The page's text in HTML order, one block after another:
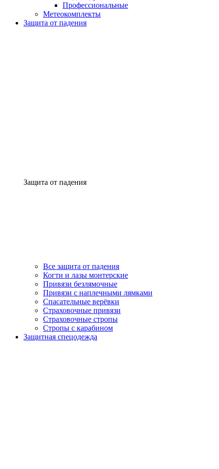
Профессиональные
Метеокомплекты
Защита от падения
Защита от падения
Все защита от падения
Когти и лазы монтерские
Привязи безлямочные
Привязи с наплечными лямками
Спасательные верёвки
Страховочные привязи
Страховочные стропы
Стропы с карабином
Защитная спецодежда